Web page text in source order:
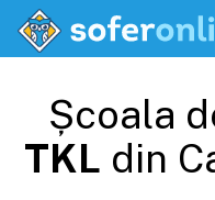
Școala
TKL din